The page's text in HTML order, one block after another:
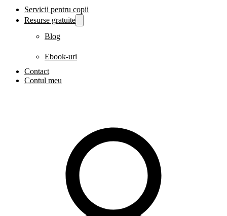
Servicii pentru copii
Resurse gratuite
Blog
Ebook-uri
Contact
Contul meu